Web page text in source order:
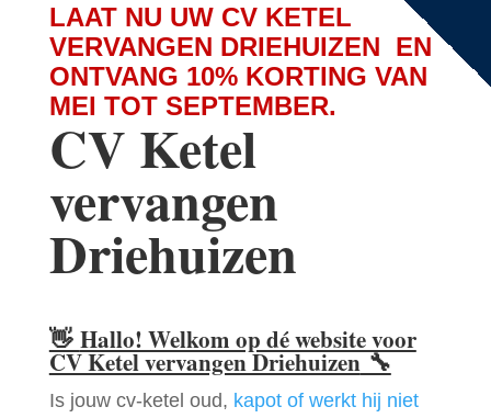
LAAT NU UW CV KETEL
VERVANGEN DRIEHUIZEN EN
ONTVANG 10% KORTING VAN
MEI TOT SEPTEMBER.
CV Ketel
vervangen
Driehuizen
👋 Hallo! Welkom op dé website voor
CV Ketel vervangen Driehuizen🔧
Is jouw cv-ketel oud, kapot of werkt hij niet